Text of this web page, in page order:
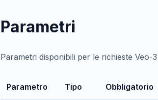
Parametri
Parametri disponibili per le richieste Veo-
Parametro Tipo Obbligatorio